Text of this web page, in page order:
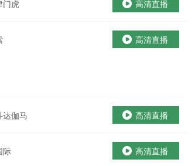
门虎 高清直播
高清直播
达伽马 高清直播
际 高清直播